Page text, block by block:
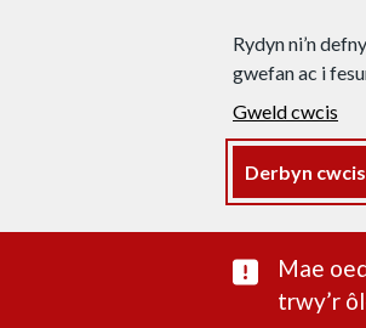
Rydyn ni’n
gwefan ac i
Gweld cwcis
Derbyn cwcis
Mae
trwy’r